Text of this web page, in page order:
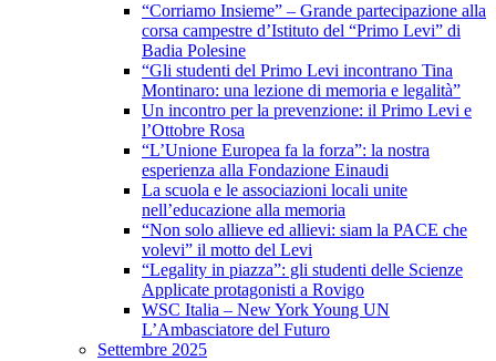
“Corriamo Insieme” – Grande partecipazione alla
corsa campestre d’Istituto del “Primo Levi” di
Badia Polesine
“Gli studenti del Primo Levi incontrano Tina
Montinaro: una lezione di memoria e legalità”
Un incontro per la prevenzione: il Primo Levi e
l’Ottobre Rosa
“L’Unione Europea fa la forza”: la nostra
esperienza alla Fondazione Einaudi
La scuola e le associazioni locali unite
nell’educazione alla memoria
“Non solo allieve ed allievi: siam la PACE che
volevi” il motto del Levi
“Legality in piazza”: gli studenti delle Scienze
Applicate protagonisti a Rovigo
WSC Italia – New York Young UN
L’Ambasciatore del Futuro
Settembre 2025